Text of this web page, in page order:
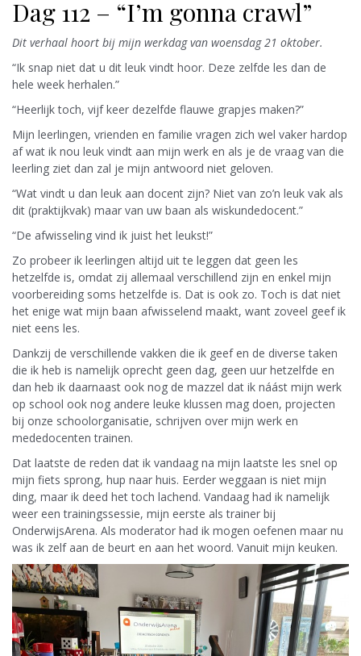
Dag 112 – “I’m gonna crawl”
Dit verhaal hoort bij mijn werkdag van woensdag 21 oktober.
“Ik snap niet dat u dit leuk vindt hoor. Deze zelfde les dan de
hele week herhalen.”
“Heerlijk toch, vijf keer dezelfde flauwe grapjes maken?”
Mijn leerlingen, vrienden en familie vragen zich wel vaker hardop
af wat ik nou leuk vindt aan mijn werk en als je de vraag van die
leerling ziet dan zal je mijn antwoord niet geloven.
“Wat vindt u dan leuk aan docent zijn? Niet van zo’n leuk vak als
dit (praktijkvak) maar van uw baan als wiskundedocent.”
“De afwisseling vind ik juist het leukst!”
Zo probeer ik leerlingen altijd uit te leggen dat geen les
hetzelfde is, omdat zij allemaal verschillend zijn en enkel mijn
voorbereiding soms hetzelfde is. Dat is ook zo. Toch is dat niet
het enige wat mijn baan afwisselend maakt, want zoveel geef ik
niet eens les.
Dankzij de verschillende vakken die ik geef en de diverse taken
die ik heb is namelijk oprecht geen dag, geen uur hetzelfde en
dan heb ik daarnaast ook nog de mazzel dat ik náást mijn werk
op school ook nog andere leuke klussen mag doen, projecten
bij onze schoolorganisatie, schrijven over mijn werk en
mededocenten trainen.
Dat laatste de reden dat ik vandaag na mijn laatste les snel op
mijn fiets sprong, hup naar huis. Eerder weggaan is niet mijn
ding, maar ik deed het toch lachend. Vandaag had ik namelijk
weer een trainingssessie, mijn eerste als trainer bij
OnderwijsArena. Als moderator had ik mogen oefenen maar nu
was ik zelf aan de beurt en aan het woord. Vanuit mijn keuken.